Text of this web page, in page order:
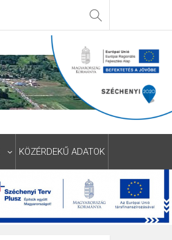
KÖZÉRDEKŰ ADATOK